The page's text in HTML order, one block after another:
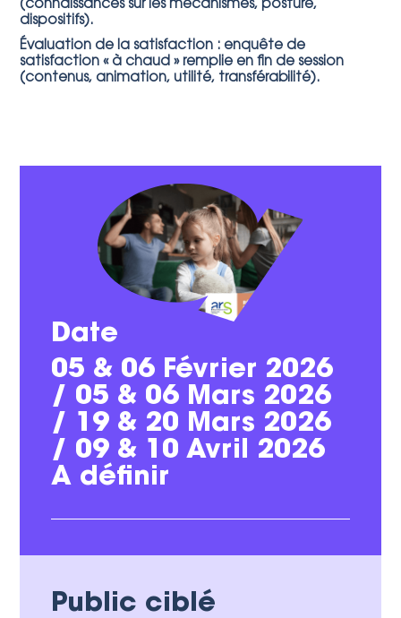
(connaissances sur les mécanismes, posture,
dispositifs).
Évaluation de la satisfaction : enquête de
satisfaction « à chaud » remplie en fin de session
(contenus, animation, utilité, transférabilité).
Date
05 & 06 Février 2026
/ 05 & 06 Mars 2026
/ 19 & 20 Mars 2026
/ 09 & 10 Avril 2026
A définir
Public ciblé